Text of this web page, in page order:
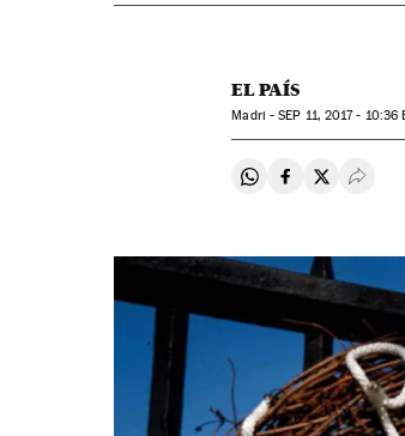
EL PAÍS
Madri -SEP 11, 2017 - 10:36
Compartir en
Compartir en
Compartir